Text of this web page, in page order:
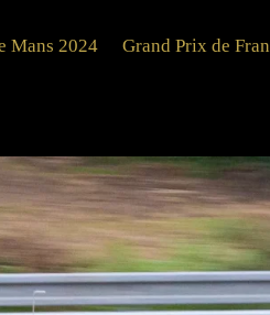
Mans 2024 Grand Prix de